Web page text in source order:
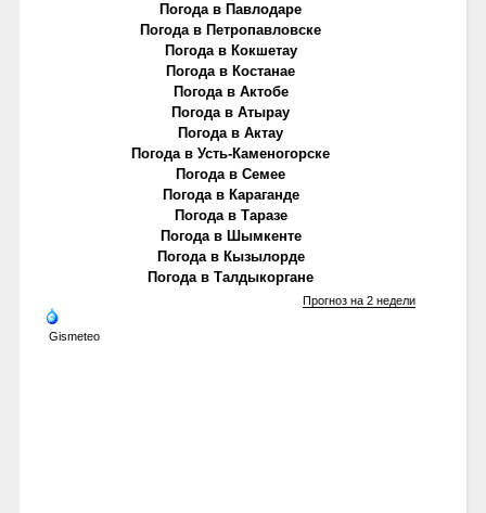
Погода в Павлодаре
Погода в Петропавловске
Погода в Кокшетау
Погода в Костанае
Погода в Актобе
Погода в Атырау
Погода в Актау
Погода в Усть-Каменогорске
Погода в Семее
Погода в Караганде
Погода в Таразе
Погода в Шымкенте
Погода в Кызылорде
Погода в Талдыкоргане
Gismeteo
Прогноз на 2 недели